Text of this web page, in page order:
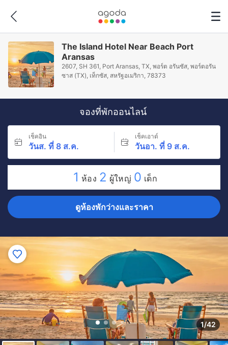
The Island Hotel Near Beach Port
Aransas
2607, SH 361, Port Aransas, TX, พอร์ต อรันซัส, พอร์ตอรัน
ซาส (TX), เท็กซัส, สหรัฐอเมริกา, 78373
จองที่พักออนไลน์
เช็คอิน
วันส. ที่ 8 ส.ค.
เช็คเอาต์
วันอา. ที่ 9 ส.ค.
1 ห้อง 2 ผู้ใหญ่ 0 เด็ก
ดูห้องพักว่างและราคา
1/42